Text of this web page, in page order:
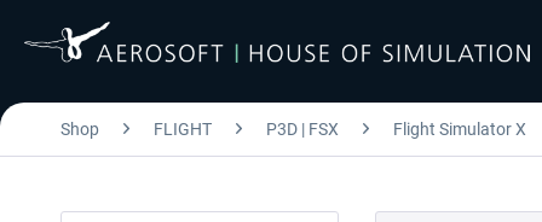
Shop FLIGHT P3D | FSX Flight Simulator X